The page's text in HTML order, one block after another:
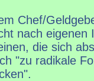
Chef/
nach eigenen
die sich
"zu radikale